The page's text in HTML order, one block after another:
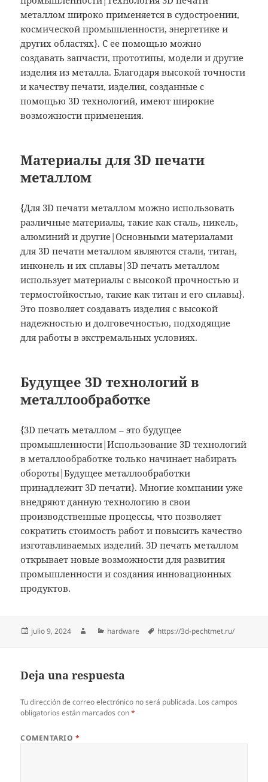
металлом широко применяется в судостроении,
космической промышленности, энергетике и
других областях}. С ее помощью можно
создавать запчасти, прототипы, модели и другие
изделия из металла. Благодаря высокой точности
и качеству печати, изделия, созданные с
помощью 3D технологий, имеют широкие
возможности применения.
Материалы для 3D печати
металлом
{Для 3D печати металлом можно использовать
различные материалы, такие как сталь, никель,
алюминий и другие|Основными материалами
для 3D печати металлом являются стали, титан,
инконель и их сплавы|3D печать металлом
использует материалы с высокой прочностью и
термостойкостью, такие как титан и его сплавы}.
Это позволяет создавать изделия с высокой
надежностью и долговечностью, подходящие
для работы в экстремальных условиях.
Будущее 3D технологий в
металлообработке
{3D печать металлом – это будущее
промышленности|Использование 3D технологий
в металлообработке только начинает набирать
обороты|Будущее металлообработки
принадлежит 3D печати}. Многие компании уже
внедряют данную технологию в свои
производственные процессы, что позволяет
сократить стоимость работ и повысить качество
изготавливаемых изделий. 3D печать металлом
открывает новые возможности для развития
промышленности и создания инновационных
продуктов.
Publicado
julio 9, 2024 Autor Categorías
hardware Etiquetas
https://3d-pechtmet.ru/
Deja una respuesta
Tu dirección de correo electrónico no será publicada. Los campos
obligatorios están marcados con*
COMENTARIO *